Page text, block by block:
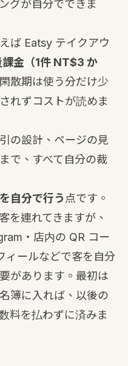
グが自分でできま
ば Eatsy テイクアウ
金（1件 NT$3 か
散期は使う分だけ少
れずコストが読めま
引の設計、ページの見
で、すべて自分の裁
自分で行う 点です。
を連れてきますが、
・店内の QR コー
ィールなどで客を自分
があります。最初は
簿に入れば、以後の
料を払わずに済みま